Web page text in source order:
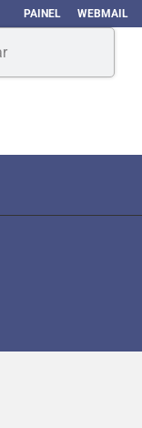
PAINEL WEBMAIL